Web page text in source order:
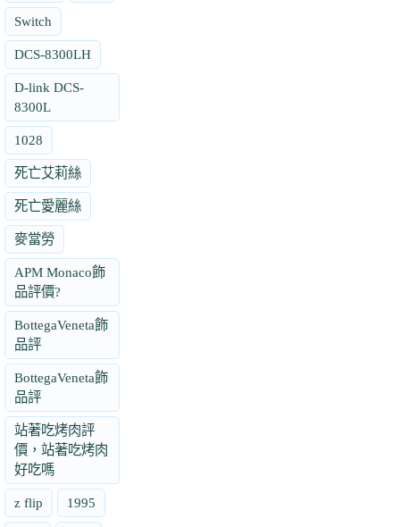
Switch
DCS-8300LH
D-link DCS-
8300L
1028
死亡艾莉絲
死亡愛麗絲
麥當勞
APM Monaco飾
品評價?
BottegaVeneta飾
品評
BottegaVeneta飾
品評
站著吃烤肉評
價，站著吃烤肉
好吃嗎
z flip 1995